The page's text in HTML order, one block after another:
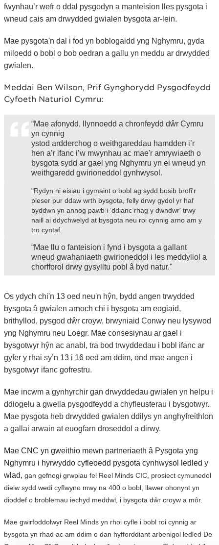
fwynhau’r wefr o ddal pysgodyn a manteision lles pysgota i
wneud cais am drwydded gwialen bysgota ar-lein.
Mae pysgota'n dal i fod yn boblogaidd yng Nghymru, gyda
miloedd o bobl o bob oedran a gallu yn meddu ar drwydded
gwialen.
Meddai Ben Wilson, Prif Gynghorydd Pysgodfeydd
Cyfoeth Naturiol Cymru:
“Mae afonydd, llynnoedd a chronfeydd dŵr Cymru
yn cynnig
ystod ardderchog o weithgareddau hamdden i’r
hen a’r ifanc i’w mwynhau ac mae'r amrywiaeth o
bysgota sydd ar gael yng Nghymru yn ei wneud yn
weithgaredd gwirioneddol gynhwysol.
"Rydyn ni eisiau i gymaint o bobl ag sydd bosib brofi'r
pleser pur ddaw wrth bysgota, felly drwy gydol yr haf
byddwn yn annog pawb i ‘ddianc rhag y dwndwr' trwy
naill ai ddychwelyd at bysgota neu roi cynnig arno am y
tro cyntaf.
“Mae llu o fanteision i fynd i bysgota a gallant
wneud gwahaniaeth gwirioneddol i les meddyliol a
chorfforol drwy gysylltu pobl â byd natur."
Os ydych chi'n 13 oed neu'n hŷn, bydd angen trwydded
bysgota â gwialen arnoch chi i bysgota am eogiaid,
brithyllod, pysgod dŵr croyw, brwyniaid Conwy neu lysywod
yng Nghymru neu Loegr. Mae consesiynau ar gael i
bysgotwyr hŷn ac anabl, tra bod trwyddedau i bobl ifanc ar
gyfer y rhai sy’n 13 i 16 oed am ddim, ond mae angen i
bysgotwyr ifanc gofrestru.
Mae incwm a gynhyrchir gan drwyddedau gwialen yn helpu i
ddiogelu a gwella pysgodfeydd a chyfleusterau i bysgotwyr.
Mae pysgota heb drwydded gwialen ddilys yn anghyfreithlon
a gallai arwain at euogfarn droseddol a dirwy.
Mae CNC yn gweithio mewn partneriaeth â Pysgota yng
Nghymru i hyrwyddo cyfleoedd pysgota cynhwysol ledled y
wlad, gan gefnogi grwpiau fel Reel Minds CIC, prosiect cymunedol
dielw sydd wedi cyflwyno mwy na 400 o bobl, llawer ohonynt yn
dioddef o broblemau iechyd meddwl, i bysgota dŵr croyw a môr.
Mae gwirfoddolwyr Reel Minds yn rhoi cyfle i bobl roi cynnig ar
bysgota yn rhad ac am ddim o dan hyfforddiant arbenigol ledled De